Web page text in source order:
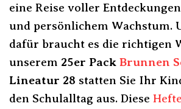
eine Reise voller
und persönlichem Wachstum.
dafür braucht es die richtigen
unserem 25er Pack Brunnen
Lineatur 28 statten Sie Ihr
den Schulalltag aus. Diese Hefte